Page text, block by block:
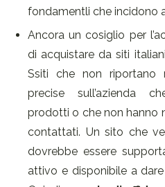
fondamentli che incidono
Ancora un cosiglio per
di acquistare da siti
Ssiti che non riportano
precise sull’azienda
prodotti o che non hanno
contattati. Un sito che
dovrebbe essere
attivo e disponibile a